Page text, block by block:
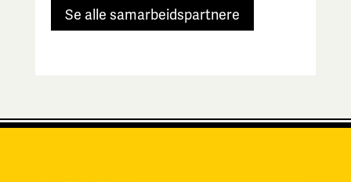
Se alle samarbeidspartnere